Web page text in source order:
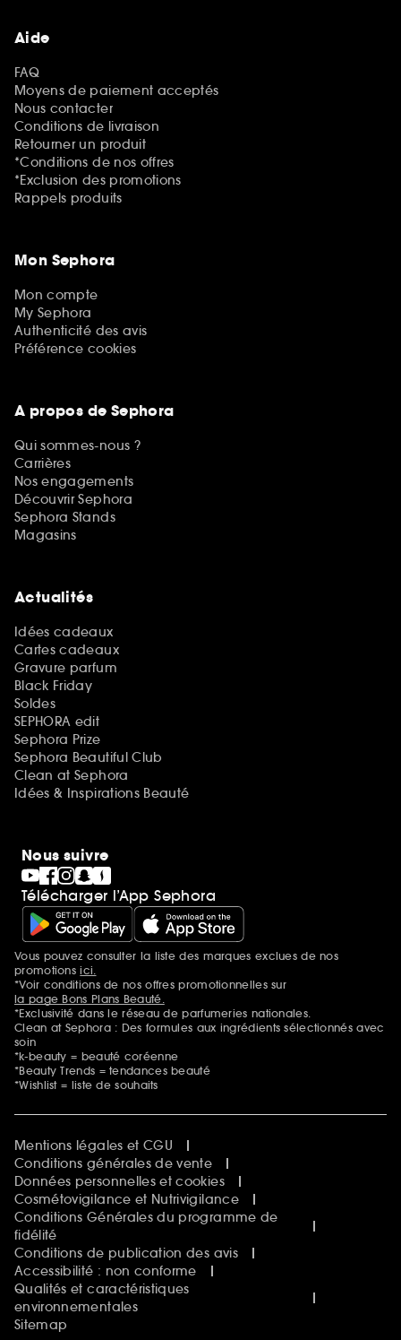
Aide
FAQ
Moyens de paiement acceptés
Nous contacter
Conditions de livraison
Retourner un produit
*Conditions de nos offres
*Exclusion des promotions
Rappels produits
Mon Sephora
Mon compte
My Sephora
Authenticité des avis
Préférence cookies
A propos de Sephora
Qui sommes-nous ?
Carrières
Nos engagements
Découvrir Sephora
Sephora Stands
Magasins
Actualités
Idées cadeaux
Cartes cadeaux
Gravure parfum
Black Friday
Soldes
SEPHORA edit
Sephora Prize
Sephora Beautiful Club
Clean at Sephora
Idées & Inspirations Beauté
Nous suivre
Télécharger l’App Sephora
Mentions additionnelles
Vous pouvez consulter la liste des marques exclues de nos
promotionsici.
*Voir conditions de nos offres promotionnelles sur
la page Bons Plans Beauté.
*Exclusivité dans le réseau de parfumeries nationales.
Clean at Sephora : Des formules aux ingrédients sélectionnés avec
soin
*k-beauty = beauté coréenne
*Beauty Trends = tendances beauté
*Wishlist = liste de souhaits
Mentions légales et CGU
Conditions générales de vente
Données personnelles et cookies
Cosmétovigilance et Nutrivigilance
Conditions Générales du programme de
fidélité
Conditions de publication des avis
Accessibilité : non conforme
Qualités et caractéristiques
environnementales
Sitemap